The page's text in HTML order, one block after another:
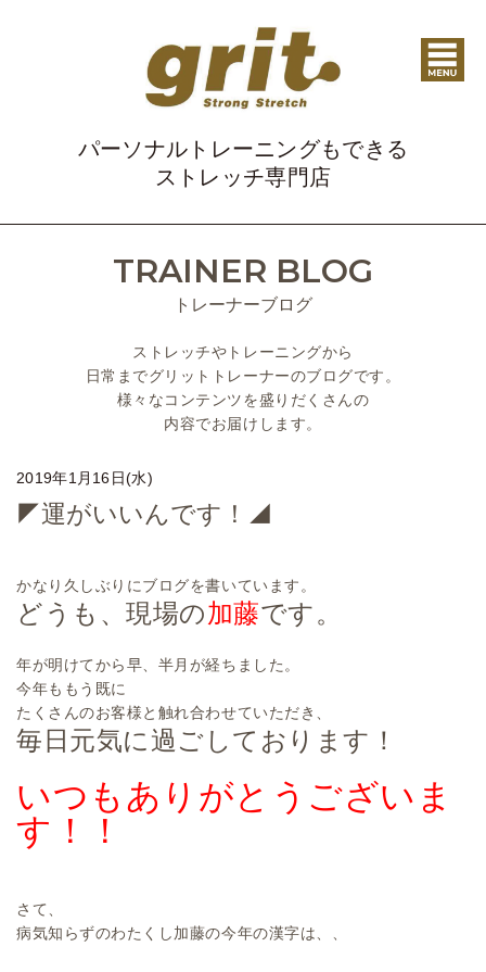
パーソナルトレーニングもできる
ストレッチ専門店
TRAINER BLOG
トレーナーブログ
ストレッチやトレーニングから
日常までグリットトレーナーのブログです。
様々なコンテンツを盛りだくさんの
内容でお届けします。
2019年1月16日(水)
◤運がいいんです！◢
かなり久しぶりにブログを書いています。
どうも、現場の加藤です。
年が明けてから早、半月が経ちました。
今年ももう既に
たくさんのお客様と触れ合わせていただき、
毎日元気に過ごしております！
いつもありがとうございま
す！！
さて、
病気知らずのわたくし加藤の今年の漢字は、、